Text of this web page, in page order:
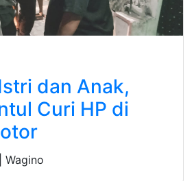
dan Anak,
Curi HP di
Wagino